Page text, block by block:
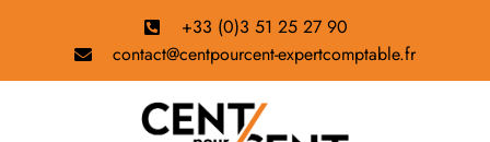
+33 (0)3 51 25 27 90
contact@centpourcent-expertcomptable.fr